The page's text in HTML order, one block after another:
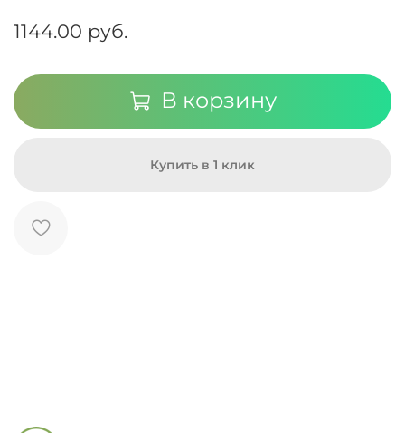
1144.00 руб.
В корзину
Купить в 1 клик